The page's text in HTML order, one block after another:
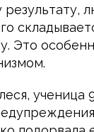
Это
ученица